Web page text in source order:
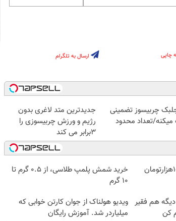
چاپی ارسال به تلگرام
چربیسوز تضمینی
میکنه/تعداد محدود
جدیدترین متد لاغری بدون
رژیم و ورزش چربیسوزی را
3برابر می کند
خرید شمش پلمپ طلاسی، از ۰.۵ گرم تا
۱۰ گرم
تا 5 سال دیگه هم فقیر
کن
ویدیو هولناک از جوان کارتن خوابی که
میلیاردر شد. آموزش رایگان